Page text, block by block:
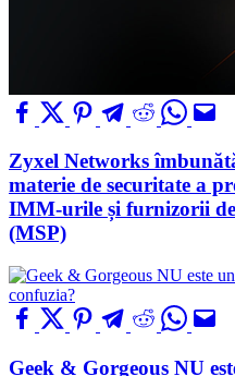
Zyxel Networks
materie de securitate a
IMM-urile și furnizorii de
(MSP)
Geek & Gorgeous NU